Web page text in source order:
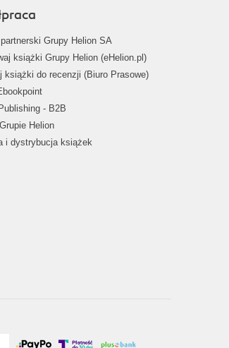
Grupy Helion SA
książki Grupy Helion (eHelion.pl)
książki do recenzji (Biuro Prasowe)
- B2B
Helion
i dystrybucja książek